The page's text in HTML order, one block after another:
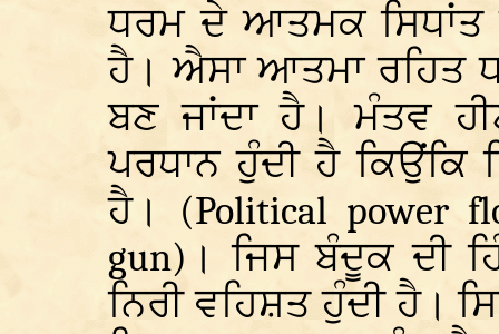
ਧਰਮ ਦੇ ਆਤਮਕ ਸਿਧਾਂਤ
ਹੈ। ਐਸਾ ਆਤਮਾ ਰਹਿਤ
ਬਣ ਜਾਂਦਾ ਹੈ। ਮੰਤਵ
ਪਰਧਾਨ ਹੁੰਦੀ ਹੈ ਕਿਉਂਕਿ
ਹੈ। (Political power
gun) । ਜਿਸ ਬੰਦੂਕ ਦੀ
ਨਿਰੀ ਵਹਿਸ਼ਤ ਹੁੰਦੀ ਹੈ।